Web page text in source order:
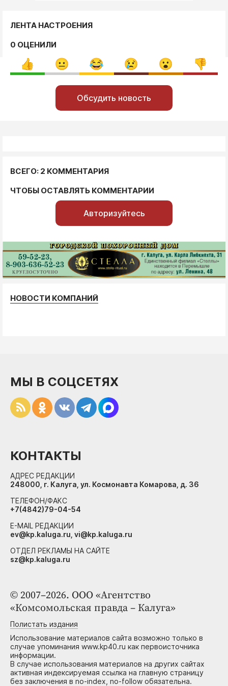
ЛЕНТА НАСТРОЕНИЯ
0 ОЦЕНИЛИ
Обсудить новость
ВСЕГО: 2 КОММЕНТАРИЯ
ЧТОБЫ ОСТАВЛЯТЬ КОММЕНТАРИИ
Авторизуйтесь
НОВОСТИ КОМПАНИЙ
© 2007–2026. ООО «Агентство
«Комсомольская правда – Калуга»
Полистать издания
Использование материалов сайта возможно только в
случае упоминания www.kp40.ru как первоисточника
информации.
В случае использования материалов на других сайтах
активная индексируемая ссылка на главную страницу
без заключения в no-index, no-follow обязательна.
МЫ В СОЦСЕТЯХ
КОНТАКТЫ
АДРЕС РЕДАКЦИИ
248000, г. Калуга, ул. Космонавта Комарова, д. 36
ТЕЛЕФОН/ФАКС
+7(4842)79-04-54
E-MAIL РЕДАКЦИИ
ev@kp.kaluga.ru, vi@kp.kaluga.ru
ОТДЕЛ РЕКЛАМЫ НА САЙТЕ
sz@kp.kaluga.ru